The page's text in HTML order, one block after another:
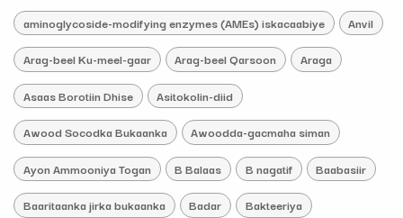
aminoglycoside-modifying enzymes (AMEs) iskacaabiye Anvil
Arag-beel Ku-meel-gaar Arag-beel Qarsoon Araga
Asaas Borotiin Dhise Asitokolin-diid
Awood Socodka Bukaanka Awoodda-gacmaha siman
Ayon Ammooniya Togan B Balaas B nagatif Baabasiir
Baaritaanka jirka bukaanka Badar Bakteeriya